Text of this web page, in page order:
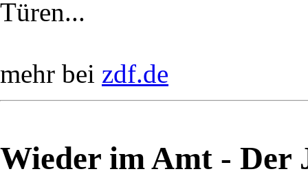
Türen...
mehr bei zdf.de
Wieder im Amt - Der